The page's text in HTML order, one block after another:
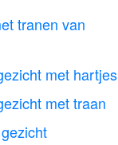
tranen van
met hartjes
met traan